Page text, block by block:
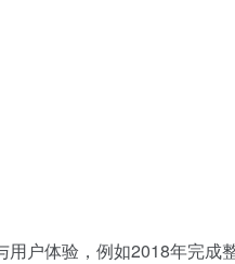
用户体验，例如2018年完成